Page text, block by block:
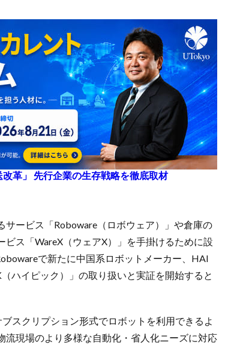
革」 先行企業の生存戦略を徹底取材
ービス「Roboware（ロボウェア）」や倉庫の
ス「WareX（ウェアX）」を手掛けるために設
で新たに中国系ロボットメーカー、HAI
ハイピック）」の取り扱いと実証を開始すると
スクリプション形式でロボットを利用できるよ
現場のより多様な自動化・省人化ニーズに対応